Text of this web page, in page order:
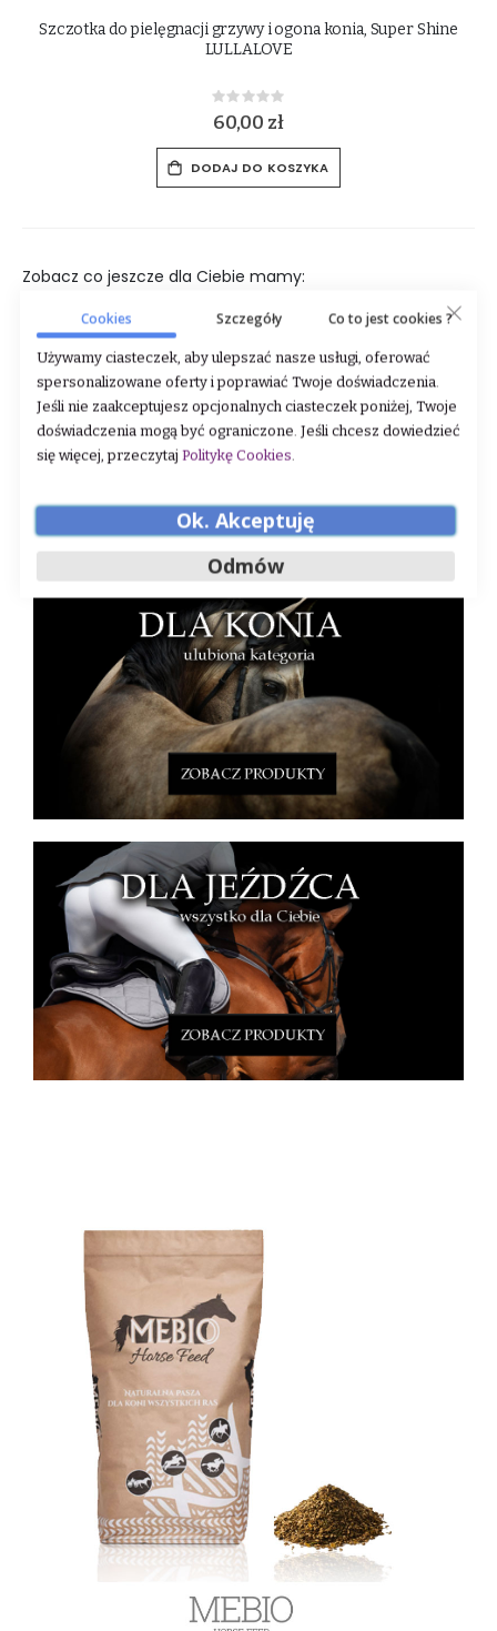
Szczotka do mokrego błota, Super Shine LULLALOVE
Rating:
0%
50,00 zł
DODAJ DO KOSZYKA
Zobacz co jeszcze dla Ciebie mamy:
Cookies Szczegóły Co to jest cookies ?
Używamy ciasteczek, aby ulepszać nasze usługi, oferować
spersonalizowane oferty i poprawiać Twoje doświadczenia.
Jeśli nie zaakceptujesz opcjonalnych ciasteczek poniżej, Twoje
doświadczenia mogą być ograniczone. Jeśli chcesz dowiedzieć
się więcej, przeczytaj Politykę Cookies.
Ok. Akceptuję
Odmów